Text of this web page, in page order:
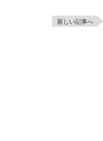
新しい記事へ